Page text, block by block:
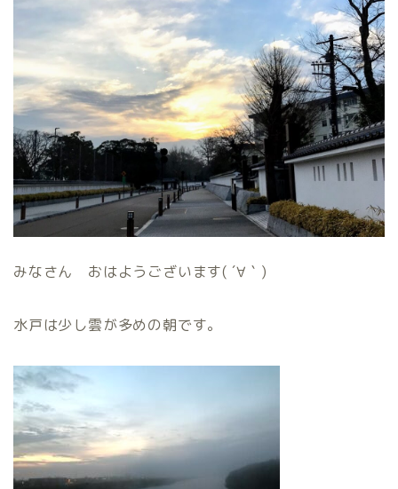
みなさん おはようございます( ´∀｀)
水戸は少し雲が多めの朝です。